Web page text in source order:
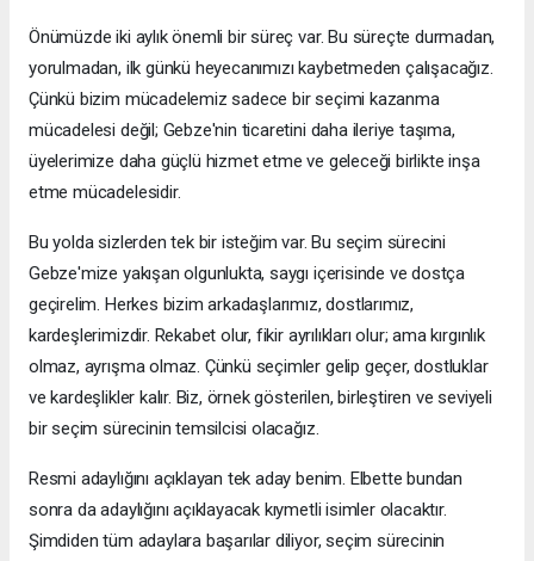
Önümüzde iki aylık önemli bir süreç var. Bu süreçte durmadan,
yorulmadan, ilk günkü heyecanımızı kaybetmeden çalışacağız.
Çünkü bizim mücadelemiz sadece bir seçimi kazanma
mücadelesi değil; Gebze'nin ticaretini daha ileriye taşıma,
üyelerimize daha güçlü hizmet etme ve geleceği birlikte inşa
etme mücadelesidir.
Bu yolda sizlerden tek bir isteğim var. Bu seçim sürecini
Gebze'mize yakışan olgunlukta, saygı içerisinde ve dostça
geçirelim. Herkes bizim arkadaşlarımız, dostlarımız,
kardeşlerimizdir. Rekabet olur, fikir ayrılıkları olur; ama kırgınlık
olmaz, ayrışma olmaz. Çünkü seçimler gelip geçer, dostluklar
ve kardeşlikler kalır. Biz, örnek gösterilen, birleştiren ve seviyeli
bir seçim sürecinin temsilcisi olacağız.
Resmi adaylığını açıklayan tek aday benim. Elbette bundan
sonra da adaylığını açıklayacak kıymetli isimler olacaktır.
Şimdiden tüm adaylara başarılar diliyor, seçim sürecinin